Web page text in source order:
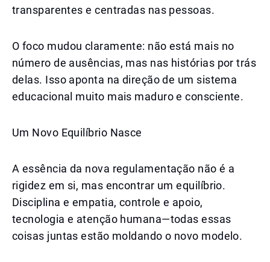
transparentes e centradas nas pessoas.
O foco mudou claramente: não está mais no
número de ausências, mas nas histórias por trás
delas. Isso aponta na direção de um sistema
educacional muito mais maduro e consciente.
Um Novo Equilíbrio Nasce
A essência da nova regulamentação não é a
rigidez em si, mas encontrar um equilíbrio.
Disciplina e empatia, controle e apoio,
tecnologia e atenção humana—todas essas
coisas juntas estão moldando o novo modelo.